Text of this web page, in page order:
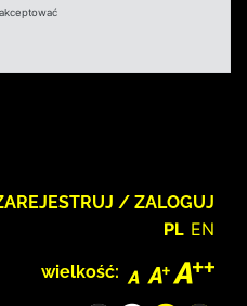
/ ZALOGUJ
PL EN
wielkość: